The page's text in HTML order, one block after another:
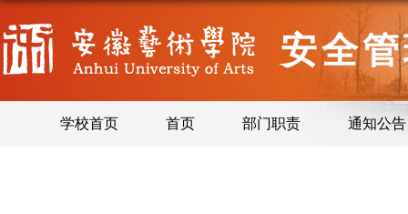
安全
学校首页 首页 部门职责 通知公告